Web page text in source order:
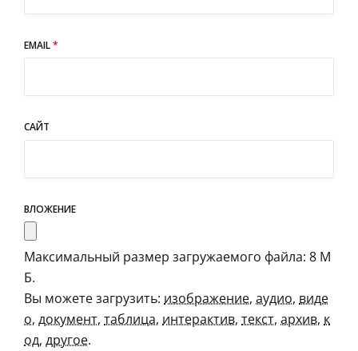
EMAIL*
САЙТ
ВЛОЖЕНИЕ
Максимальный размер загружаемого файла: 8 М
Б.
Вы можете загрузить: изображение, аудио, виде
о, документ, таблица, интерактив, текст, архив, к
од, другое.